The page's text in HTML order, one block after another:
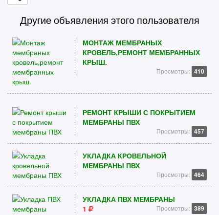
Другие объявления этого пользователя
МОНТАЖ МЕМБРАНЫХ
КРОВЕЛЬ,РЕМОНТ МЕМБРАННЫХ
КРЫШ.
Просмотры: 410
РЕМОНТ КРЫШИ С ПОКРЫТИЕМ
МЕМБРАНЫ ПВХ
Просмотры: 457
УКЛАДКА КРОВЕЛЬНОЙ
МЕМБРАНЫ ПВХ
Просмотры: 464
УКЛАДКА ПВХ МЕМБРАНЫ
1
Просмотры: 389